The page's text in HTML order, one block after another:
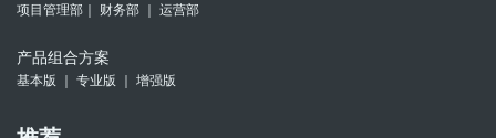
项目管理部｜ 财务部 ｜ 运营部
产品组合方案
基本版 ｜ 专业版 ｜ 增强版